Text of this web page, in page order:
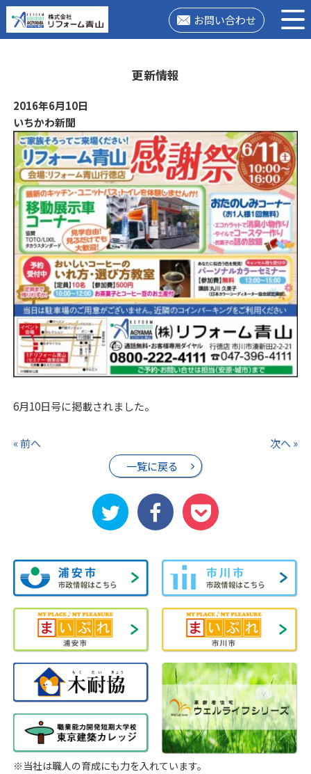
お問い合わせ
更新情報
2016年6月10日
いちかわ新聞
6月10日号に掲載されました。
« 前へ
一覧に戻る
次へ »
※当社は職人の育成にも力を入れています。